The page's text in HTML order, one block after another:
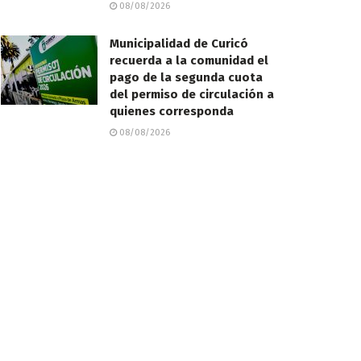
08/08/2026
Municipalidad de Curicó
recuerda a la comunidad el
pago de la segunda cuota
del permiso de circulación a
quienes corresponda
08/08/2026